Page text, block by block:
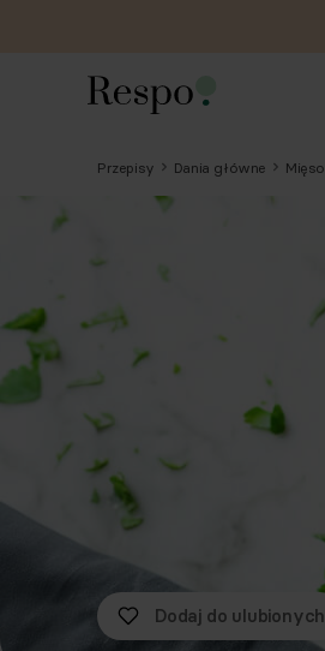
Przepisy Dania główne Mięso
Dodaj do ulubionych